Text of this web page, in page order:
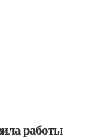
работы